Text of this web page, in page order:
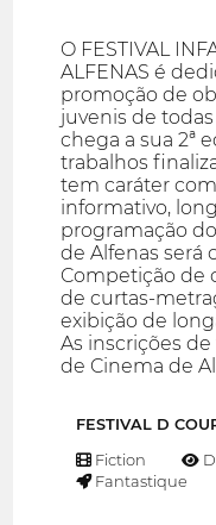
O FESTIVAL
ALFENAS é
promoção de
juvenis de
chega a sua 2ª
trabalhos
tem caráter
informativo,
programação
de Alfenas será
Competição de
de curtas-
exibição de
As inscrições
de Cinema de
FESTIVAL D
Fiction
Fantastique